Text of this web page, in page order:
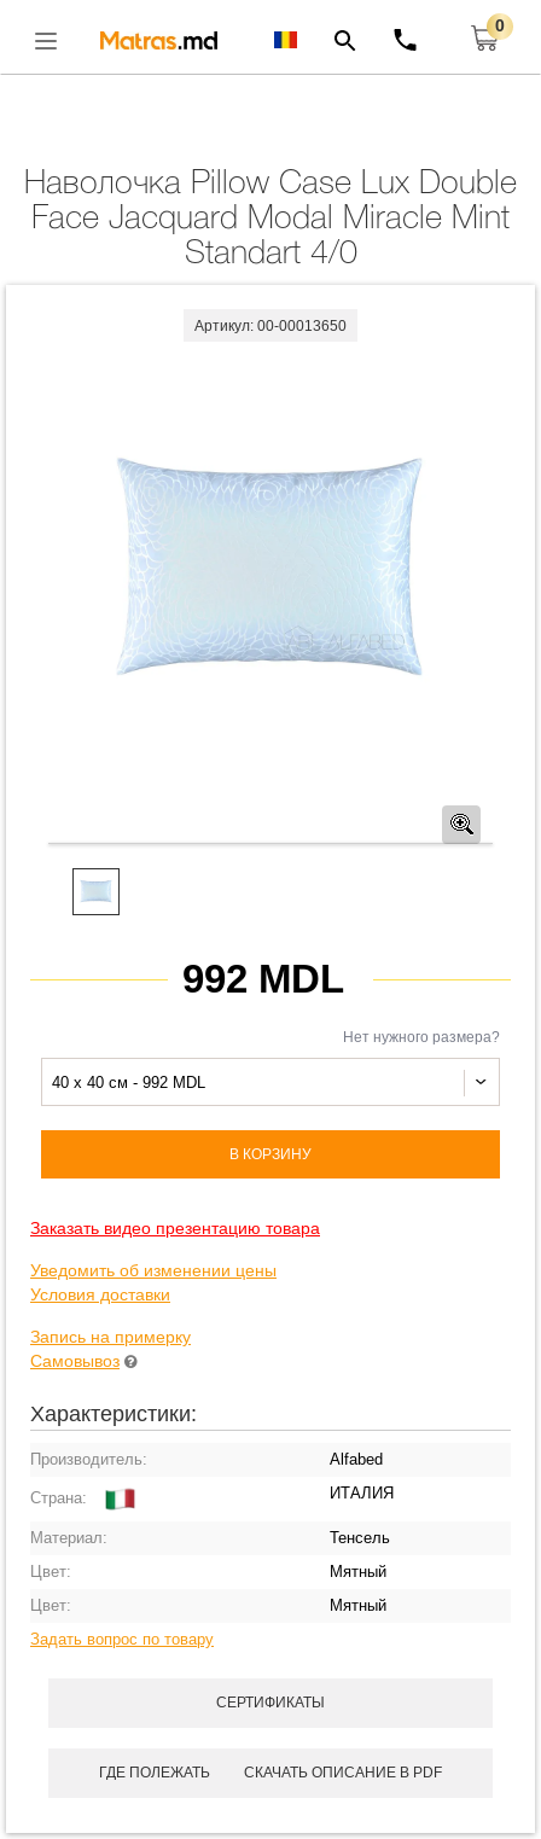
0
Наволочка Pillow Case Lux Double Face Jacquard
Modal Miracle Mint Standart 4/0
Наволочка Pillow Case Lux Double
Face Jacquard Modal Miracle Mint
Standart 4/0
Артикул: 00-00013650
992 MDL
Нет нужного размера?
40 x 40 см - 992 MDL
В КОРЗИНУ
Заказать видео презентацию товара
Уведомить об изменении цены
Условия доставки
Запись на примерку
Самовывоз
Характеристики:
Производитель: Alfabed
Страна: ИТАЛИЯ
Материал:
Тенсель
Цвет:
Мятный
Цвет:
Мятный
Задать вопрос по товару
СЕРТИФИКАТЫ
ГДЕ ПОЛЕЖАТЬ СКАЧАТЬ ОПИСАНИЕ В PDF